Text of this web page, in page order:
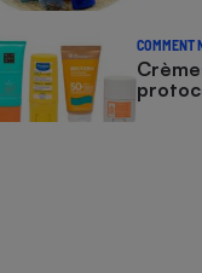
COMMENT